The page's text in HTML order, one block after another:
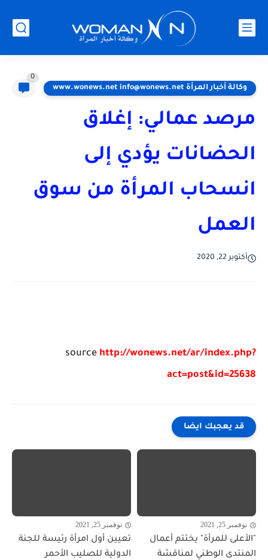
وكالة أخبار المرأة www.wonews.net info@wonews.net
0
مرصد عمالي: إغلاق
الحضانات يؤدي إلى
انسحاب المرأة من سوق
العمل
أكتوبر 22, 2020
source http://wonews.net/ar/index.php?
act=post&id=25638
قد يعجبك ايضا
نوفمبر 25, 2021
"الأعلى للمرأة" يختتم أعمال
المنتدى الوطني لمناقشة
نوفمبر 25, 2021
تعيين أول امرأة رئيسة للجنة
الدولية للصليب الأحمر